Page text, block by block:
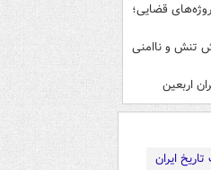
قضایی؛
تنش و ناامنی
اربعین
ایران